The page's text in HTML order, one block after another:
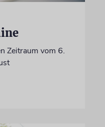
Zeitraum vom 6.